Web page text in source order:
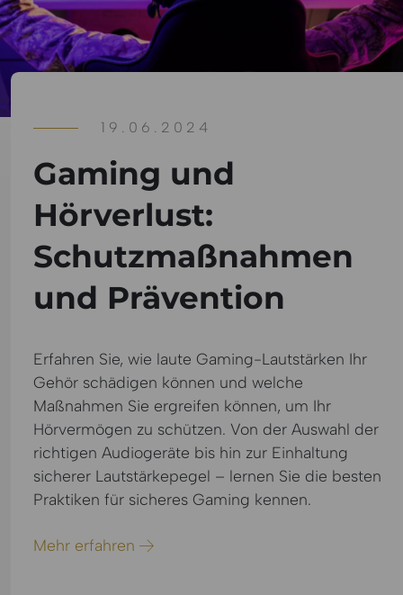
19.06.2024
Gaming und
Hörverlust:
Schutzmaßnahmen
und Prävention
Erfahren Sie, wie laute Gaming-Lautstärken Ihr
Gehör schädigen können und welche
Maßnahmen Sie ergreifen können, um Ihr
Hörvermögen zu schützen. Von der Auswahl der
richtigen Audiogeräte bis hin zur Einhaltung
sicherer Lautstärkepegel – lernen Sie die besten
Praktiken für sicheres Gaming kennen.
Mehr erfahren